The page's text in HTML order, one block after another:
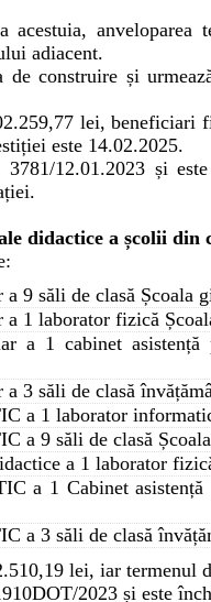
acestuia, anveloparea
adiacent.
construire și
lei,
este 14.02.2025.
12.01.2023 și
didactice a școlii
9 săli de clasă Școala
1 laborator fizică
a 1 cabinet asistență
3 săli de clasă
a 1 laborator
a 9 săli de clasă
a 1 laborator
a 1 Cabinet
a 3 săli de clasă
lei, iar termenul
2023 și este